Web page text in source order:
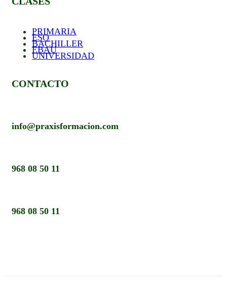
PRIMARIA
ESO
BACHILLER
EBAU
UNIVERSIDAD
CONTACTO
info@praxisformacion.com
968 08 50 11
968 08 50 11